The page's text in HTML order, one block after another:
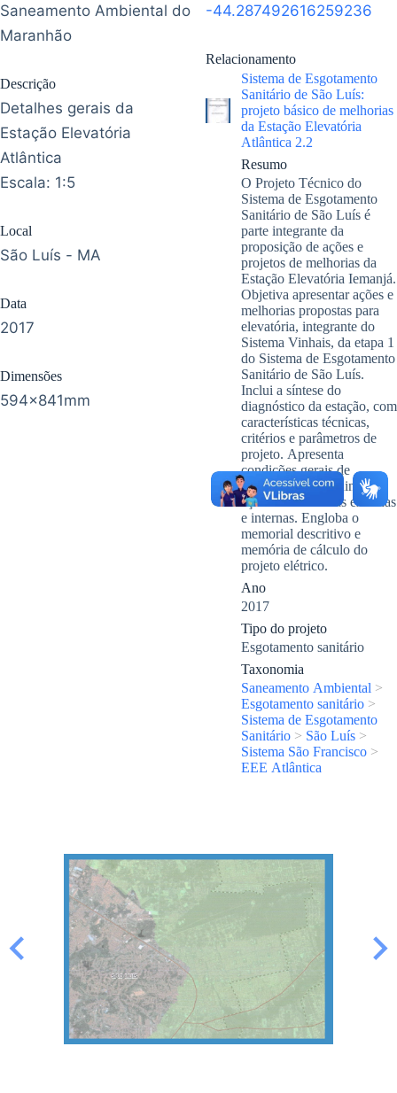
Saneamento Ambiental do
Maranhão
Descrição
Detalhes gerais da
Estação Elevatória
Atlântica
Escala: 1:5
Local
São Luís - MA
Data
2017
Dimensões
594x841mm
-44.287492616259236
Relacionamento
Sistema de Esgotamento
Sanitário de São Luís:
projeto básico de melhorias
da Estação Elevatória
Atlântica 2.2
Resumo
O Projeto Técnico do
Sistema de Esgotamento
Sanitário de São Luís é
parte integrante da
proposição de ações e
projetos de melhorias da
Estação Elevatória Iemanjá.
Objetiva apresentar ações e
melhorias propostas para
elevatória, integrante do
Sistema Vinhais, da etapa 1
do Sistema de Esgotamento
Sanitário de São Luís.
Inclui a síntese do
diagnóstico da estação, com
características técnicas,
critérios e parâmetros de
projeto. Apresenta
condições gerais de
conservação, incluindo
ações de melhorias externas
e internas. Engloba o
memorial descritivo e
memória de cálculo do
projeto elétrico.
Ano
2017
Tipo do projeto
Esgotamento sanitário
Taxonomia
Saneamento Ambiental >
Esgotamento sanitário >
Sistema de Esgotamento
Sanitário > São Luís >
Sistema São Francisco >
EEE Atlântica